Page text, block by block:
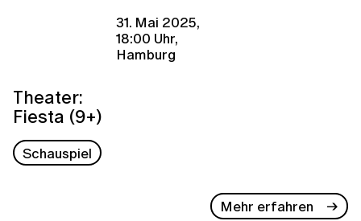
31. Mai 2025,
18:00 Uhr,
Hamburg
Theater:
Fiesta (9+)
Schauspiel
Mehr erfahren